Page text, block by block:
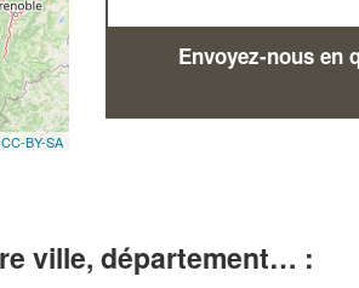
CC-BY-SA
Envoyez-nous en
ville, département… :